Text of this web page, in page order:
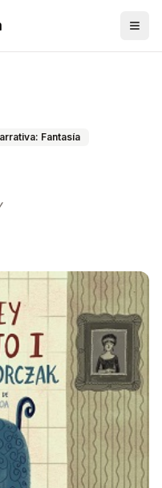
Fantasía